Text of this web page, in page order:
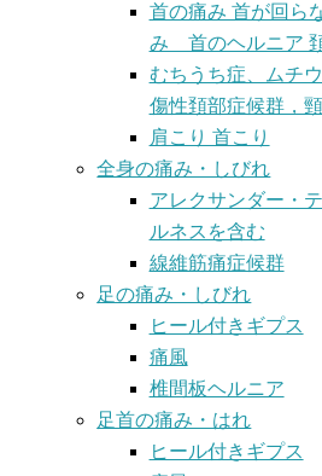
首の痛み 首が回ら
み 首のヘルニア
むちうち症、ムチ
傷性頚部症候群，
肩こり 首こり
全身の痛み・しびれ
アレクサンダー・
ルネスを含む
線維筋痛症候群
足の痛み・しびれ
ヒール付きギプス
痛風
椎間板ヘルニア
足首の痛み・はれ
ヒール付きギプス